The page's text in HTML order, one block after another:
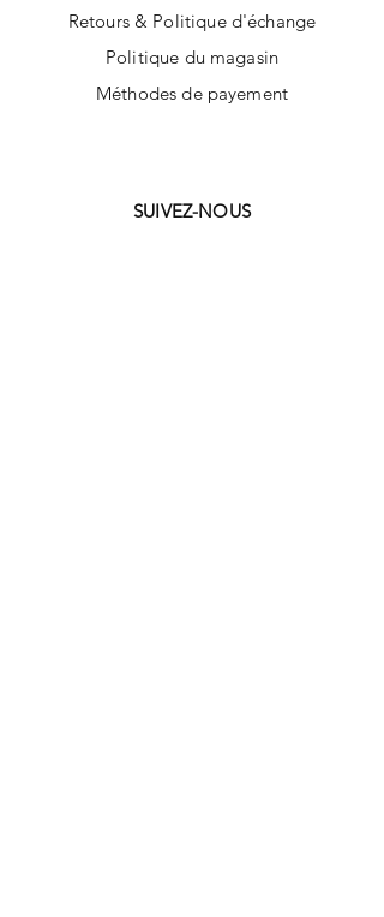
Retours & Politique d'échange
Politique du magasin
Méthodes de payement
SUIVEZ-NOUS